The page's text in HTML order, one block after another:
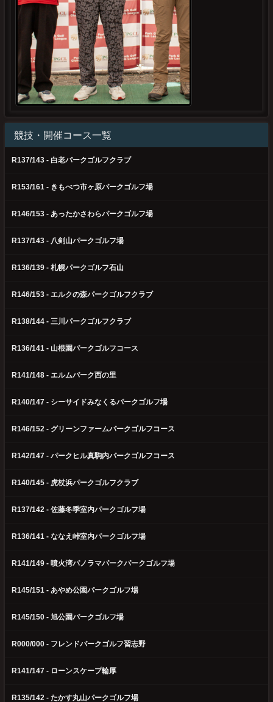
競技・開催コース一覧
R137/143 - 白老パークゴルフクラブ
R153/161 - きもべつ市ヶ原パークゴルフ場
R146/153 - あったかさわらパークゴルフ場
R137/143 - 八剣山パークゴルフ場
R136/139 - 札幌パークゴルフ石山
R146/153 - エルクの森パークゴルフクラブ
R138/144 - 三川パークゴルフクラブ
R136/141 - 山根園パークゴルフコース
R141/148 - エルムパーク西の里
R140/147 - シーサイドみなくるパークゴルフ場
R146/152 - グリーンファームパークゴルフコース
R142/147 - パークヒル真駒内パークゴルフコース
R140/145 - 虎杖浜パークゴルフクラブ
R137/142 - 佐藤冬季室内パークゴルフ場
R136/141 - ななえ峠室内パークゴルフ場
R141/149 - 噴火湾パノラマパークパークゴルフ場
R145/151 - あやめ公園パークゴルフ場
R145/150 - 旭公園パークゴルフ場
R000/000 - フレンドパークゴルフ習志野
R141/147 - ローンスケープ輪厚
R135/142 - たかす丸山パークゴルフ場